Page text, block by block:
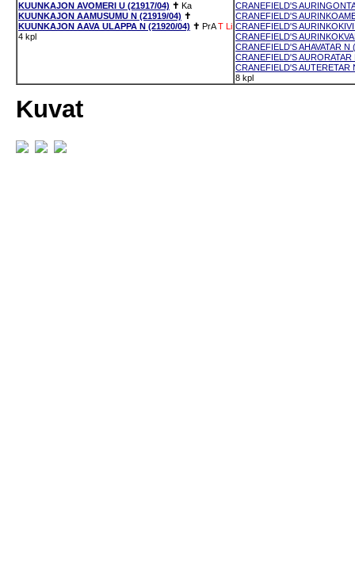
KUUNKAJON AVOMERI U (21917/04) ✝ Ka
KUUNKAJON AAMUSUMU N (21919/04) ✝
KUUNKAJON AAVA ULAPPA N (21920/04) ✝ PrA T Li
4 kpl
CRANEFIELD'S
CRANEFIELD'S
CRANEFIELD'S
CRANEFIELD'S
CRANEFIELD'S AHAVATAR N
CRANEFIELD'S
CRANEFIELD'S AUTERETAR
8 kpl
Kuvat